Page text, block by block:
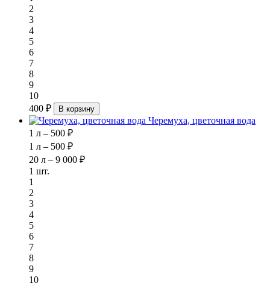
2
3
4
5
6
7
8
9
10
400 ₽
В корзину
Черемуха, цветочная вода
1 л – 500 ₽
1 л – 500 ₽
20 л – 9 000 ₽
1 шт.
1
2
3
4
5
6
7
8
9
10